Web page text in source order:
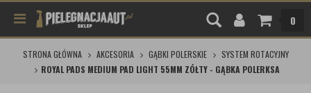
0
STRONA GŁÓWNA AKCESORIA GĄBKI POLERSKIE
SYSTEM ROTACYJNY
ROYAL PADS MEDIUM PAD LIGHT 55MM ZÓŁTY - GĄBKA POLERKSA